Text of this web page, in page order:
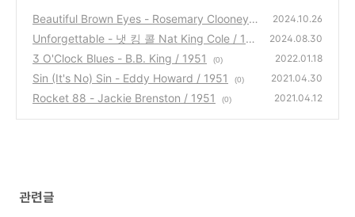
Beautiful Brown Eyes - Rosemary Clooney /
1951
(4)
2024.10.26
Unforgettable - 냇 킹 콜 Nat King Cole / 195
1
(8)
2024.08.30
3 O'Clock Blues - B.B. King / 1951 (0) 2022.01.18
Sin (It's No) Sin - Eddy Howard / 1951 (0) 2021.04.30
Rocket 88 - Jackie Brenston / 1951 (0) 2021.04.12
관련글